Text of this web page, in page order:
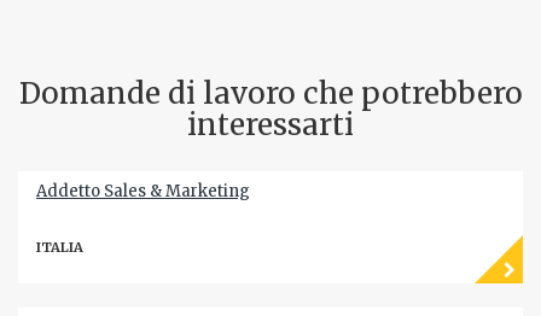
Domande di lavoro che potrebbero
interessarti
Addetto Sales & Marketing
ITALIA